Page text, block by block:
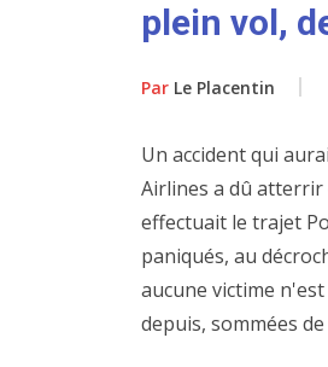
plein vol,
Par Le Placentin
Un accident qui
Airlines a dû atterrir
effectuait le trajet
paniqués, au
aucune victime
depuis, sommées